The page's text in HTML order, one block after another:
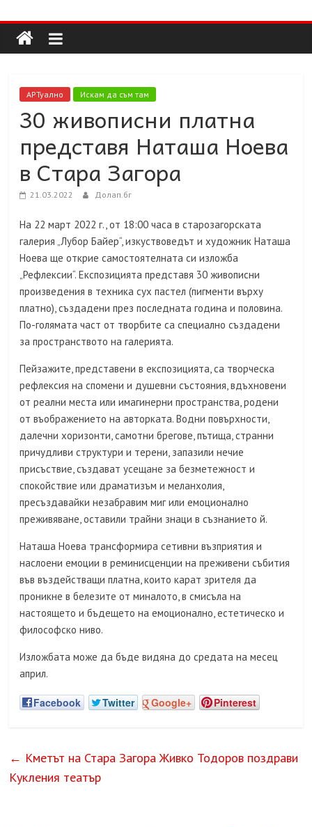
to
content
Долап
БГ
култура|
пътешествия|
мода|
събития|
кухня|
реклама|
АРТуално Искам да съм там
30 живописни платна
представя Наташа Ноева
в Стара Загора
21.03.2022 Долап.бг
На 22 март 2022 г., от 18:00 часа в старозагорската
галерия „Лубор Байер“, изкуствоведът и художник Наташа
Ноева ще открие самостоятелната си изложба
„Рефлексии“. Експозицията представя 30 живописни
произведения в техника сух пастел (пигменти върху
платно), създадени през последната година и половина.
По-голямата част от творбите са специално създадени
за пространството на галерията.
Пейзажите, представени в експозицията, са творческа
рефлексия на спомени и душевни състояния, вдъхновени
от реални места или имагинерни пространства, родени
от въображението на авторката. Водни повърхности,
далечни хоризонти, самотни брегове, пътища, странни
причудливи структури и терени, запазили нечие
присъствие, създават усещане за безметежност и
спокойствие или драматизъм и меланхолия,
пресъздавайки незабравим миг или емоционално
преживяване, оставили трайни знаци в съзнанието й.
Наташа Ноева трансформира сетивни възприятия и
наслоени емоции в реминисценции на преживени събития
във въздействащи платна, които карат зрителя да
проникне в белезите от миналото, в смисъла на
настоящето и бъдещето на емоционално, естетическо и
философско ниво.
Изложбата може да бъде видяна до средата на месец
април.
Facebook Twitter Google+ Pinterest
← Кметът на Стара Загора Живко Тодоров поздрави
Кукления театър